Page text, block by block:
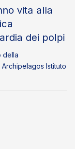
vita alla
dei polpi
della
Istituto